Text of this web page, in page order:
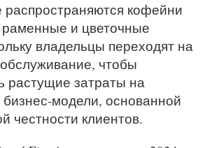
кофейни
и цветочные
владельцы переходят на
чтобы
растущие затраты на
модели, основанной
честности клиентов.